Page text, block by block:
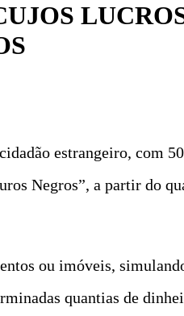
estrangeiro, com
Negros”, a partir do
ou imóveis,
quantias de